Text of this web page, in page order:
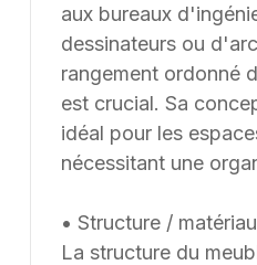
aux bureaux
dessinateurs ou
rangement ordonné
est crucial. Sa
idéal pour les
nécessitant une
• Structure /
La structure du